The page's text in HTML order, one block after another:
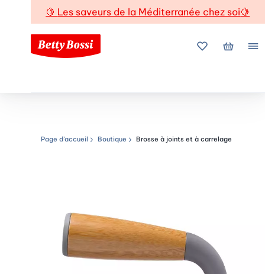
🍋 Les saveurs de la Méditerranée chez soi🍋
Mes favoris
Mon
Chemin de navigation
Page d’accueil Boutique Brosse à joints et à carrelage